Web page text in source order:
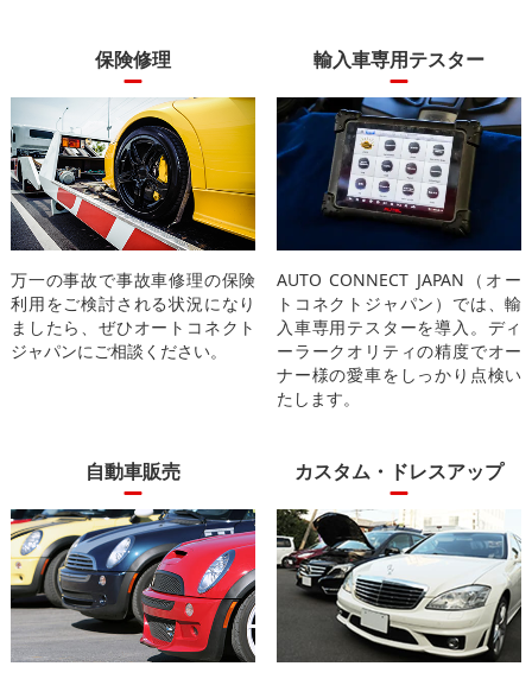
保険修理
万一の事故で事故車修理の保険
利用をご検討される状況になり
ましたら、ぜひオートコネクト
ジャパンにご相談ください。
輸入車専用テスター
AUTO CONNECT JAPAN（オー
トコネクトジャパン）では、輸
入車専用テスターを導入。ディ
ーラークオリティの精度でオー
ナー様の愛車をしっかり点検い
たします。
自動車販売 カスタム・ドレスアップ